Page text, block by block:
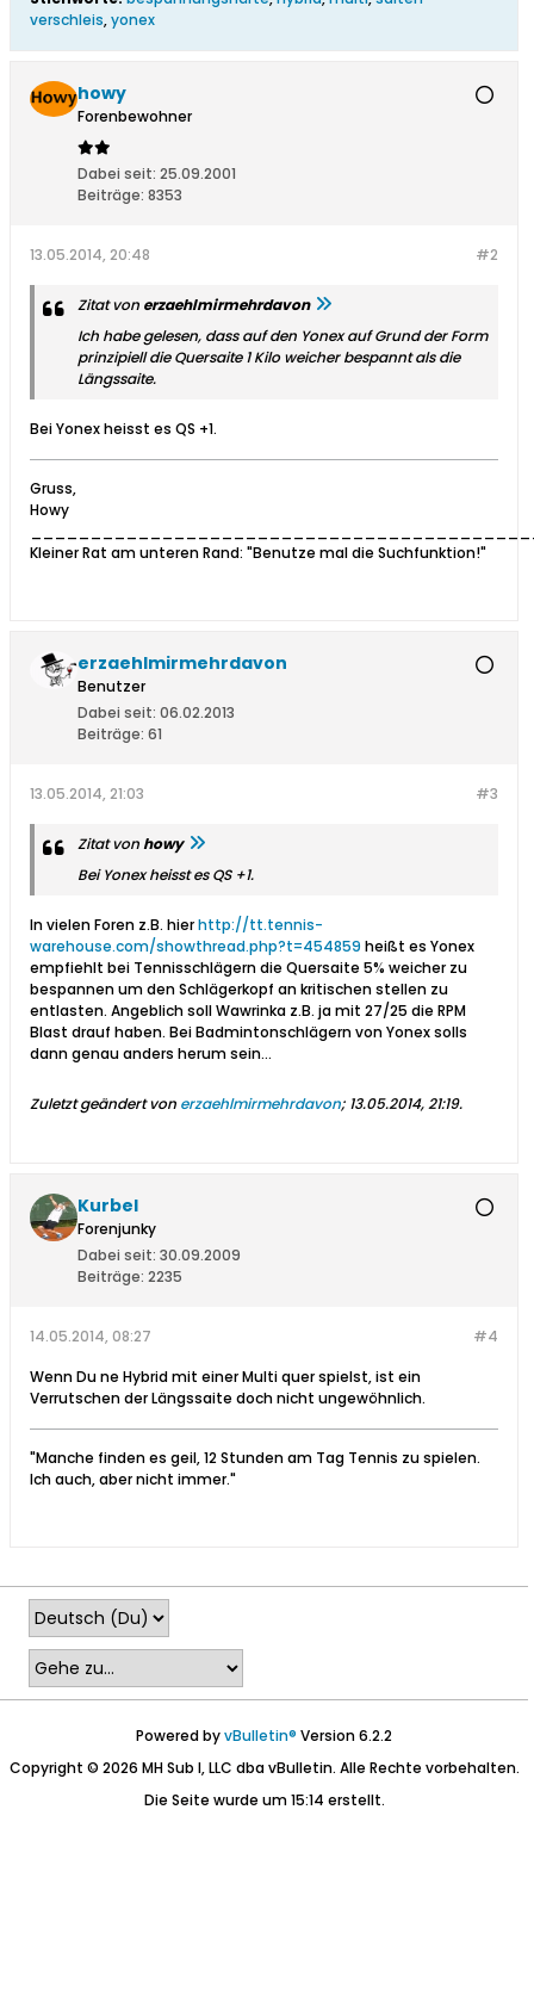
verschleis,yonex
howy
Forenbewohner
Dabei seit: 25.09.2001
Beiträge: 8353
#2
13.05.2014, 20:48
Zitat von erzaehlmirmehrdavon
Ich habe gelesen, dass auf den Yonex auf Grund der Form
prinzipiell die Quersaite 1 Kilo weicher bespannt als die
Längssaite.
Bei Yonex heisst es QS +1.
Gruss,
Howy
Kleiner Rat am unteren Rand: "Benutze mal die Suchfunktion!"
erzaehlmirmehrdavon
Benutzer
Dabei seit: 06.02.2013
Beiträge: 61
#3
13.05.2014, 21:03
Zitat vonhowy
Bei Yonex heisst es QS +1.
In vielen Foren z.B. hierhttp://tt.tennis-
warehouse.com/showthread.php?t=454859 heißt es Yonex
empfiehlt bei Tennisschlägern die Quersaite 5% weicher zu
bespannen um den Schlägerkopf an kritischen stellen zu
entlasten. Angeblich soll Wawrinka z.B. ja mit 27/25 die RPM
Blast drauf haben. Bei Badmintonschlägern von Yonex solls
dann genau anders herum sein...
Zuletzt geändert von erzaehlmirmehrdavon; 13.05.2014, 21:19.
Kurbel
Forenjunky
Dabei seit: 30.09.2009
Beiträge: 2235
#4
14.05.2014, 08:27
Wenn Du ne Hybrid mit einer Multi quer spielst, ist ein
Verrutschen der Längssaite doch nicht ungewöhnlich.
"Manche finden es geil, 12 Stunden am Tag Tennis zu spielen.
Ich auch, aber nicht immer."
Powered byvBulletin® Version 6.2.2
Copyright © 2026 MH Sub I, LLC dba vBulletin. Alle Rechte vorbehalten.
Die Seite wurde um 15:14 erstellt.